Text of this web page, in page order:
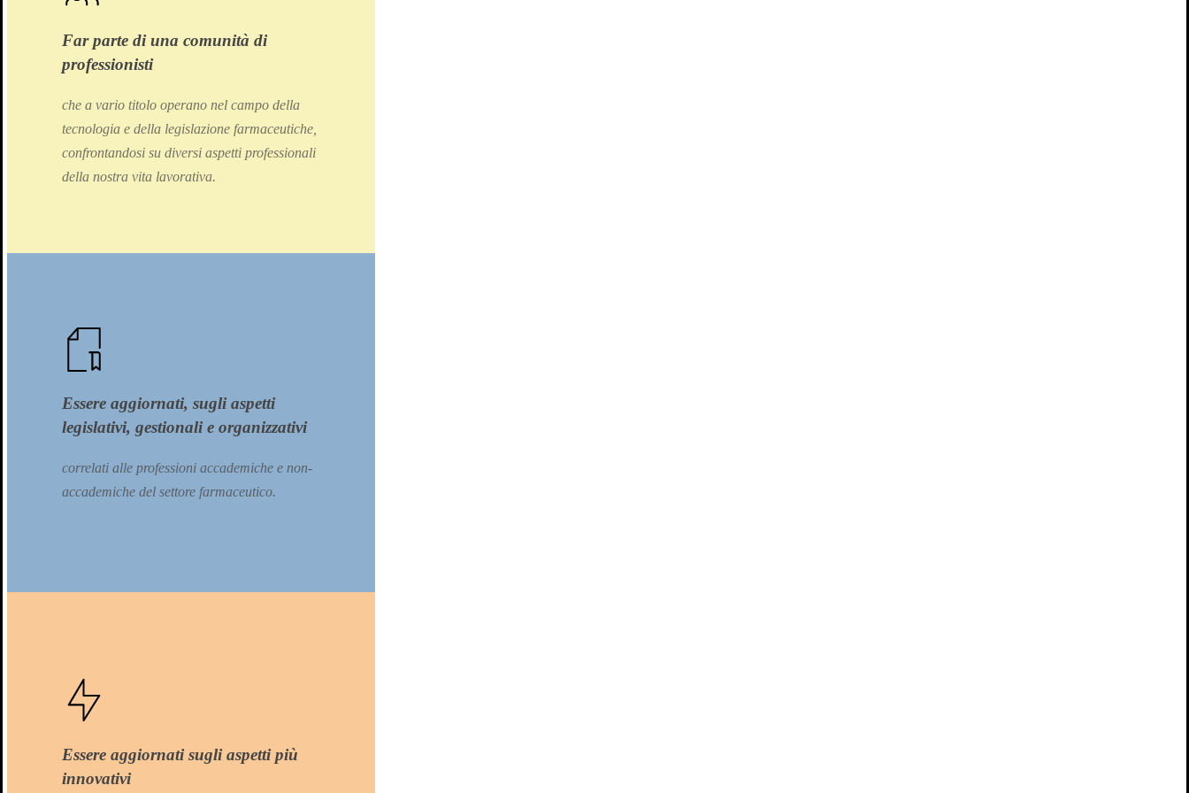
Far parte di una comunità di
professionisti
che a vario titolo operano nel campo della
tecnologia e della legislazione farmaceutiche,
confrontandosi su diversi aspetti professionali
della nostra vita lavorativa.
Essere aggiornati, sugli aspetti
legislativi, gestionali e organizzativi
correlati alle professioni accademiche e non-
accademiche del settore farmaceutico.
Essere aggiornati sugli aspetti più
innovativi